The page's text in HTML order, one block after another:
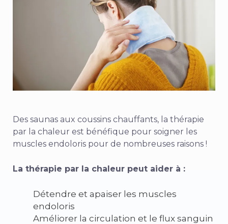
Des saunas aux coussins chauffants, la thérapie
par la chaleur est bénéfique pour soigner les
muscles endoloris pour de nombreuses raisons !
La thérapie par la chaleur peut aider à :
Détendre et apaiser les muscles
endoloris
Améliorer la circulation et le flux sanguin